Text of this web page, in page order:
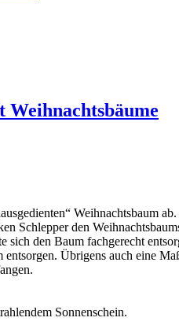
Weihnachtsbäume
Weihnachtsbaum
Schlepper den
sich den Baum fachgerecht
Übrigens auch eine
Sonnenschein.